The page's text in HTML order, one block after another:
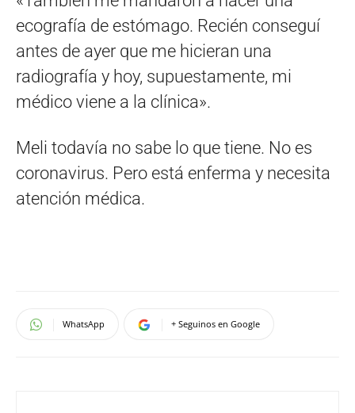
ecografía de estómago. Recién conseguí
antes de ayer que me hicieran una
radiografía y hoy, supuestamente, mi
médico viene a la clínica».
Meli todavía no sabe lo que tiene. No es
coronavirus. Pero está enferma y necesita
atención médica.
WhatsApp + Seguinos en Google